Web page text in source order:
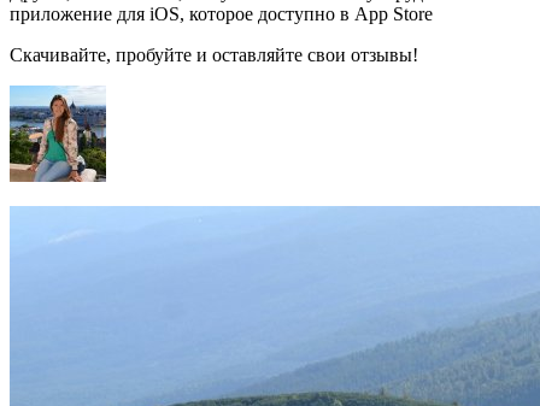
приложение для iOS, которое доступно в App Store
Скачивайте, пробуйте и оставляйте свои отзывы!